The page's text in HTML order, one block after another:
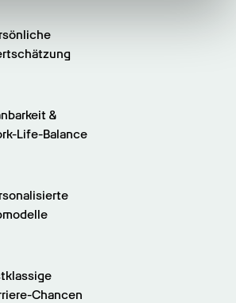
im Rahmen Ihrer Nutzung der Dienste
&
Life-Balance
Chancen